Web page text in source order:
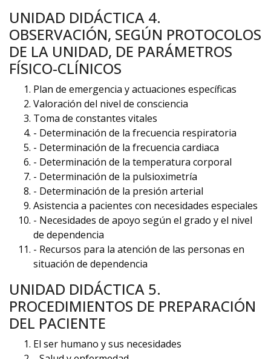
UNIDAD DIDÁCTICA 4.
OBSERVACIÓN, SEGÚN PROTOCOLOS
DE LA UNIDAD, DE PARÁMETROS
FÍSICO-CLÍNICOS
Plan de emergencia y actuaciones específicas
Valoración del nivel de consciencia
Toma de constantes vitales
- Determinación de la frecuencia respiratoria
- Determinación de la frecuencia cardiaca
- Determinación de la temperatura corporal
- Determinación de la pulsioximetría
- Determinación de la presión arterial
Asistencia a pacientes con necesidades especiales
- Necesidades de apoyo según el grado y el nivel
de dependencia
- Recursos para la atención de las personas en
situación de dependencia
UNIDAD DIDÁCTICA 5.
PROCEDIMIENTOS DE PREPARACIÓN
DEL PACIENTE
El ser humano y sus necesidades